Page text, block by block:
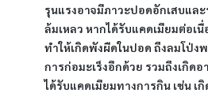
รุนแรงอาจมีภาวะปอดอักเสบและ
ล้มเหลว หากได้รับแคดเมียมต่อเนื่
ทำให้เกิดพังผืดในปอด ถึงลมโป่ง
การก่อมะเร็งอีกด้วย รวมถึงเกิด
ได้รับแคดเมียมทางการกิน เช่น เ